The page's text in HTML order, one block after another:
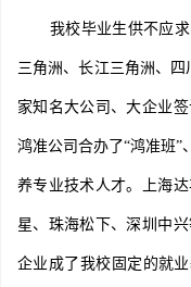
我校毕业生供不应求
三角洲、长江三角洲、
家知名大公司、大企业
鸿准公司合办了“鸿准班”
养专业技术人才。上海
星、珠海松下、深圳中
企业成了我校固定的就